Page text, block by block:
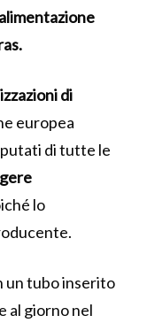
di
europea
di tutte le
lo
un tubo inserito
al giorno nel